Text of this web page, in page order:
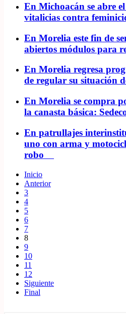
En Michoacán se abre
vitalicias contra
En Morelia este fin de
abiertos módulos para
En Morelia regresa
de regular su situación
En Morelia se compra
la canasta básica:
En patrullajes
uno con arma y
robo
Inicio
Anterior
3
4
5
6
7
8
9
10
11
12
Siguiente
Final